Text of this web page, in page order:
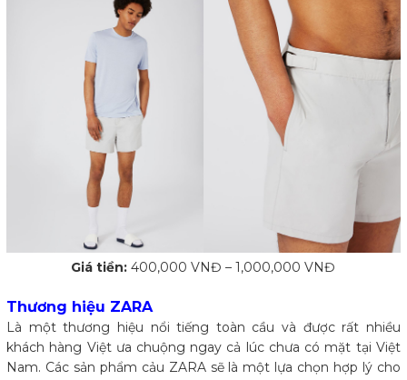
Giá tiền: 400,000 VNĐ – 1,000,000 VNĐ
Thương hiệu ZARA
Là một thương hiệu nổi tiếng toàn cầu và được rất nhiều
khách hàng Việt ưa chuộng ngay cả lúc chưa có mặt tại Việt
Nam. Các sản phẩm cảu ZARA sẽ là một lựa chọn hợp lý cho